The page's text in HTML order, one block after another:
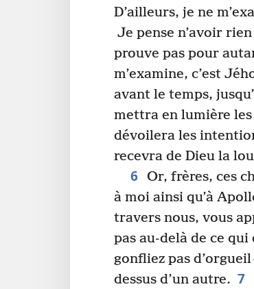
D’ailleurs, je ne
Je pense n’avoir
prouve pas pour
m’examine, c’est
avant le temps,
mettra en lumière les
dévoilera les
recevra de Dieu la
6 Or, frères, ces
à moi ainsi qu’à
travers nous, vous
pas au-delà de ce
gonfliez pas d’orgueil
dessus d’un autre. 7